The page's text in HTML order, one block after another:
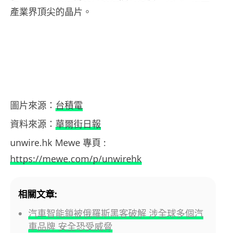
產業界頂尖的晶片。
圖片來源： 台積電
資料來源： 華爾街日報
unwire.hk Mewe 專頁 :
https://mewe.com/p/unwirehk
相關文章:
汽車智能鎖被俄羅斯黑客破解 涉全球多個汽
車品牌 安全恐受威脅